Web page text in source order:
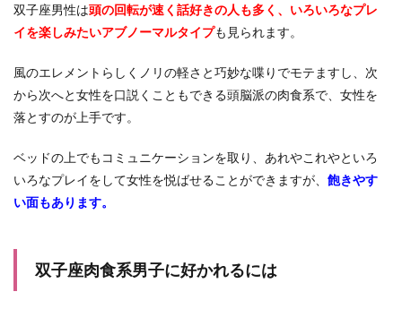
双子座男性は頭の回転が速く話好きの人も多く、いろいろなプレ
イを楽しみたいアブノーマルタイプも見られます。
風のエレメントらしくノリの軽さと巧妙な喋りでモテますし、次
から次へと女性を口説くこともできる頭脳派の肉食系で、女性を
落とすのが上手です。
ベッドの上でもコミュニケーションを取り、あれやこれやといろ
いろなプレイをして女性を悦ばせることができますが、 飽きやす
い面もあります。
双子座肉食系男子に好かれるには